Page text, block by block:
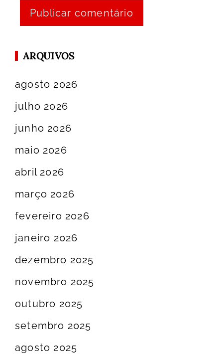
ARQUIVOS
agosto 2026
julho 2026
junho 2026
maio 2026
abril 2026
março 2026
fevereiro 2026
janeiro 2026
dezembro 2025
novembro 2025
outubro 2025
setembro 2025
agosto 2025